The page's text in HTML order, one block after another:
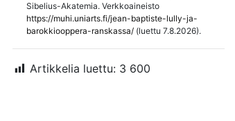
Sibelius-Akatemia. Verkkoaineisto
https://muhi.uniarts.fi/jean-baptiste-lully-ja-
barokkiooppera-ranskassa/ (luettu 7.8.2026).
Artikkelia luettu: 3 600